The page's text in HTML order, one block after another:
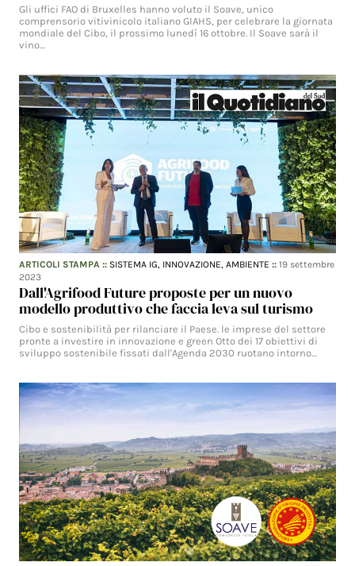
Gli uffici FAO di Bruxelles hanno voluto il Soave, unico
comprensorio vitivinicolo italiano GIAHS, per celebrare la giornata
mondiale del Cibo, il prossimo lunedì 16 ottobre. Il Soave sarà il
vino…
ARTICOLI STAMPA :: SISTEMA IG, INNOVAZIONE,AMBIENTE ::19 settembre
2023
Dall'Agrifood Future proposte per un nuovo
modello produttivo che faccia leva sul turismo
Cibo e sostenibilità per rilanciare il Paese. le imprese del settore
pronte a investire in innovazione e green Otto dei 17 obiettivi di
sviluppo sostenibile fissati dall'Agenda 2030 ruotano intorno…